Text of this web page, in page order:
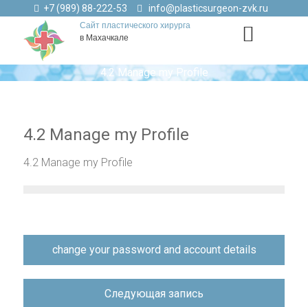
+7 (989) 88-222-53 info@plasticsurgeon-zvk.ru
Сайт пластического хирурга
в Махачкале
4.2 Manage my Profile
4.2 Manage my Profile
4.2 Manage my Profile
Навигация
change your password and account details
Следующая запись